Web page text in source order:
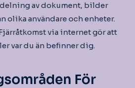
av dokument, bilder
olika användare och enheter.
via internet gör att
var du än befinner dig.
För